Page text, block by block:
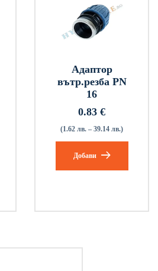
Адаптор
вътр.резба PN
16
0.83 €
(1.62 лв. – 39.14 лв.)
Добави